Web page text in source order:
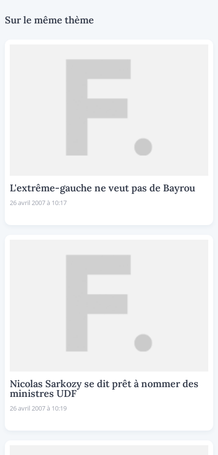
Sur le même thème
L'extrême-gauche ne veut pas de Bayrou
26 avril 2007 à 10:17
Nicolas Sarkozy se dit prêt à nommer des
ministres UDF
26 avril 2007 à 10:19